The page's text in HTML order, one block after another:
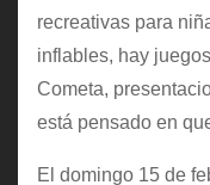
recreativas para
inflables, hay
Cometa,
está pensado en
El domingo 15 de